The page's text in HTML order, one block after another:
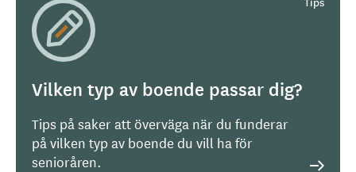
Vilken typ av boende passar dig?
Tips på saker att överväga när du funderar
på vilken typ av boende du vill ha för
senioråren.